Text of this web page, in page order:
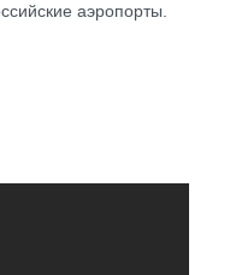
аэропорты.